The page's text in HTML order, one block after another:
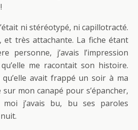
ni stéréotypé, ni capillotracté.
et très attachante. La fiche étant
personne, j’avais l’impression
me racontait son histoire.
qu’elle avait frappé un soir à ma
sur mon canapé pour s’épancher,
moi j’avais bu, bu ses paroles